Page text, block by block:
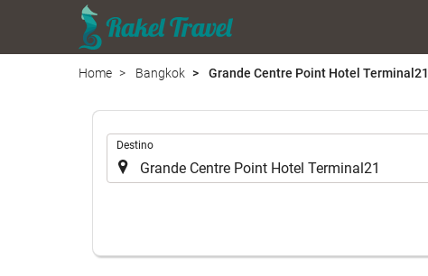
Home Bangkok Grande Centre Point Hotel Terminal21
Destino